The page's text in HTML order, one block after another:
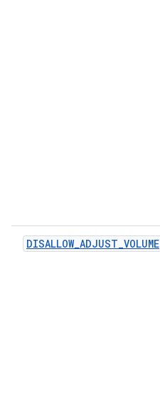
DISALLOW_ADJUST_VOLUME